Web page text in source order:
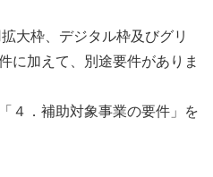
枠、デジタル枠及びグリ
に加えて、別途要件がありま
．補助対象事業の要件」を